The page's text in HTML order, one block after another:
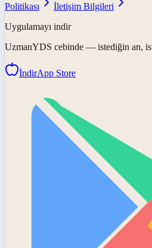
Politikası
İletişim Bilgileri
Uygulamayı indir
UzmanYDS cebinde — istediğin an,
İndirApp Store